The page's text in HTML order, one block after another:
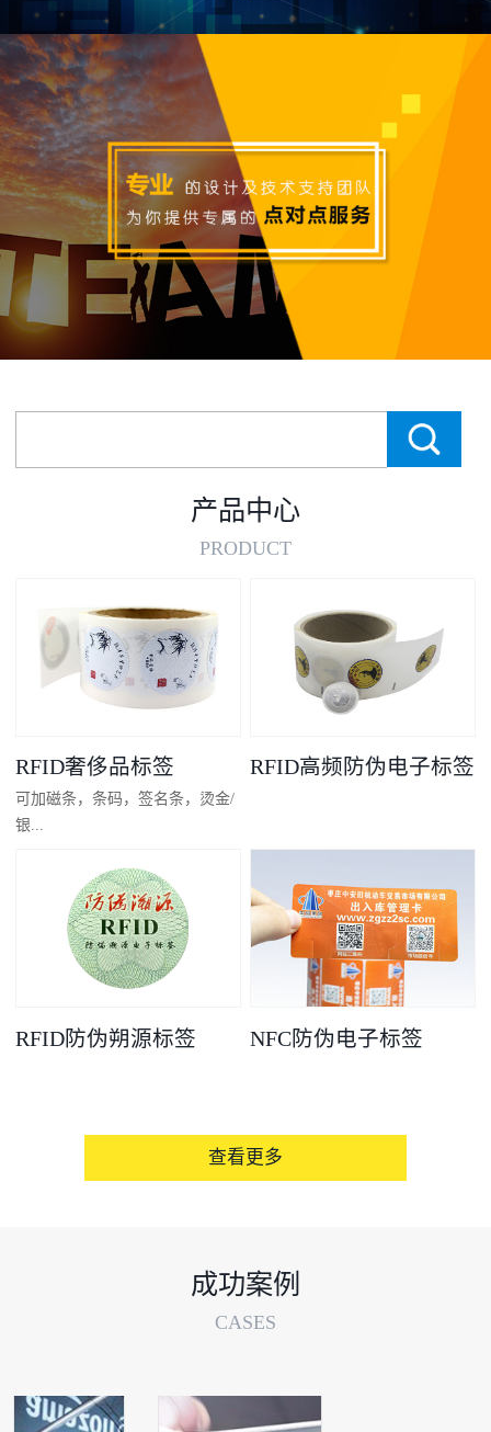
产品中心
PRODUCT
RFID奢侈品标签
可加磁条，条码，签名条，烫金/
银...
凸码，金/银底
RFID高频防伪电子标签
RFID防伪朔源标签 NFC防伪电子标签
查看更多
成功案例
CASES